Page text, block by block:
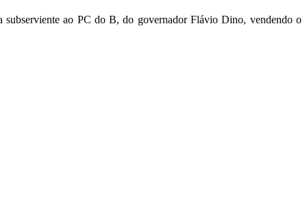
subserviente ao PC do B, do governador Flávio Dino, vendendo o